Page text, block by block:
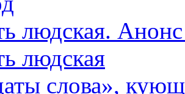
людская.
людская
слова»,